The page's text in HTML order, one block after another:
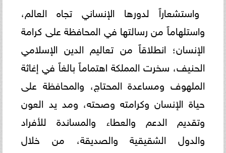
واستشعاراً لدورها الإنساني تجاه العالم،
واستلهاماً من رسالتها في المحافظة على كرامة
الإنسان؛ انطلاقاً من تعاليم الدين الإسلامي
الحنيف، سخرت المملكة اهتماماً بالغاً في إغاثة
الملهوف ومساعدة المحتاج، والمحافظة على
حياة الإنسان وكرامته وصحته، ومد يد العون
وتقديم الدعم والعطاء والمساندة للأفراد
والدول الشقيقية والصديقة، من خلال